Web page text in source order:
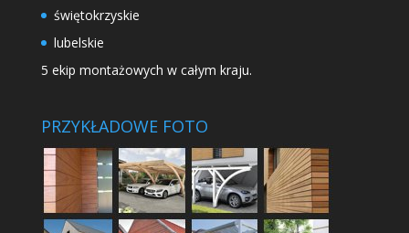
świętokrzyskie
lubelskie
5 ekip montażowych w całym kraju.
PRZYKŁADOWE FOTO